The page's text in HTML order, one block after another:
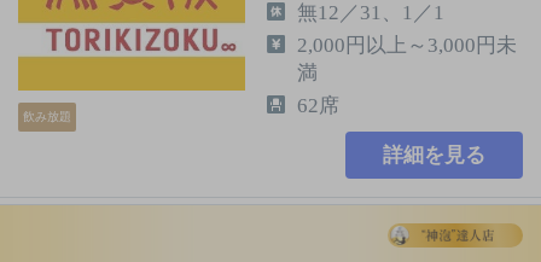
飲み放題
無12／31、1／1
2,000円以上～3,000円未
満
62席
詳細を見る